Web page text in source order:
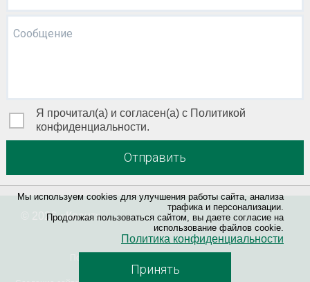
Мы используем cookies для улучшения работы сайта, анализа
трафика и персонализации.
Продолжая пользоваться сайтом, вы даете согласие на
использование файлов cookie.
Политика конфиденциальности
Принять
Сообщение
Я прочитал(а) и согласен(а) с Политикой
конфиденциальности.
Отправить
© 2026 «Квант »